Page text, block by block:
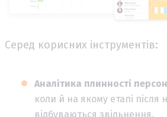
Серед корисних інструментів:
Аналітика плинності
коли й на якому етапі після
відбуваються звільнення.